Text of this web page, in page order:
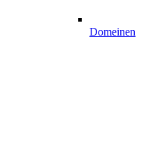
Domeinen